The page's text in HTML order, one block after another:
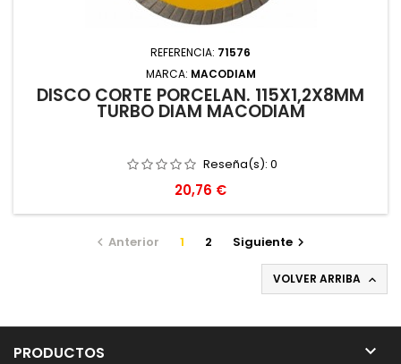
REFERENCIA: 71576
MARCA: MACODIAM
DISCO CORTE PORCELAN. 115X1,2X8MM
TURBO DIAM MACODIAM
Reseña(s): 0
Precio
20,76 €
 Anterior 1 2 Siguiente 
VOLVER ARRIBA 
PRODUCTOS 